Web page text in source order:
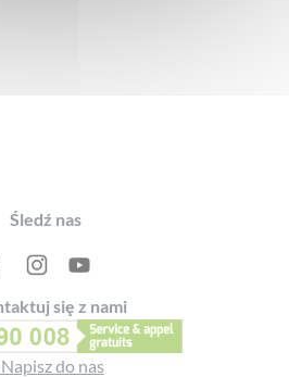
Śledź nas
się z nami
Napisz do nas